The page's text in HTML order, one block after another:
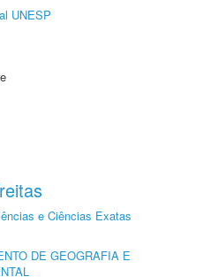
UNESP
e Ciências Exatas
DE GEOGRAFIA E